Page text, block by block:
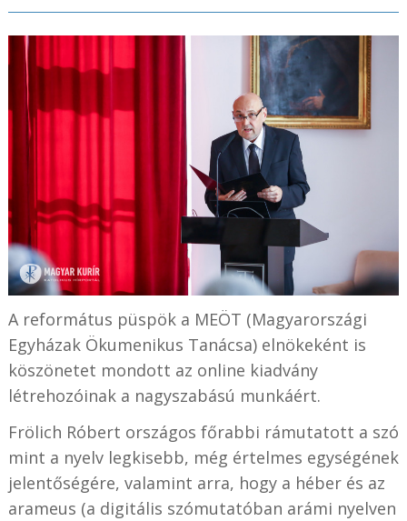
A református püspök a MEÖT (Magyarországi
Egyházak Ökumenikus Tanácsa) elnökeként is
köszönetet mondott az online kiadvány
létrehozóinak a nagyszabású munkáért.
Frölich Róbert országos főrabbi rámutatott a szó
mint a nyelv legkisebb, még értelmes egységének
jelentőségére, valamint arra, hogy a héber és az
arameus (a digitális szómutatóban arámi nyelven